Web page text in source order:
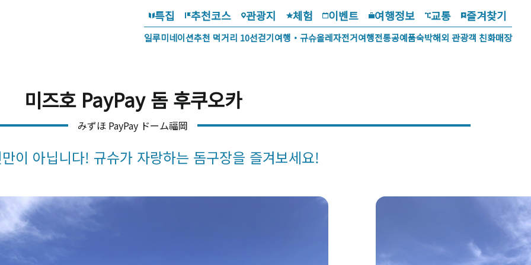
특집 추천코스 관광지 체험 이벤트 여행정보 교통 즐겨찾기
일루미네이션추천 먹거리 10선걷기여행・규슈올레자전거여행전통공예품숙박해외 관광객 친화매장
미즈호 PayPay 돔 후쿠오카
みずほ PayPay ドーム福岡
이 아닙니다! 규슈가 자랑하는 돔구장을 즐겨보세요!